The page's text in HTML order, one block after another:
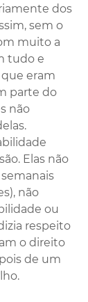
dos
sem o
muito a
tudo e
eram
parte do
não
Elas não
não
ou
respeito
o direito
de um